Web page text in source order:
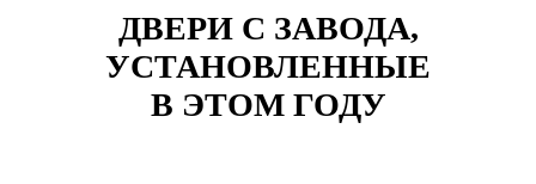
ДВЕРИ С ЗАВОДА,
УСТАНОВЛЕННЫЕ
В ЭТОМ ГОДУ